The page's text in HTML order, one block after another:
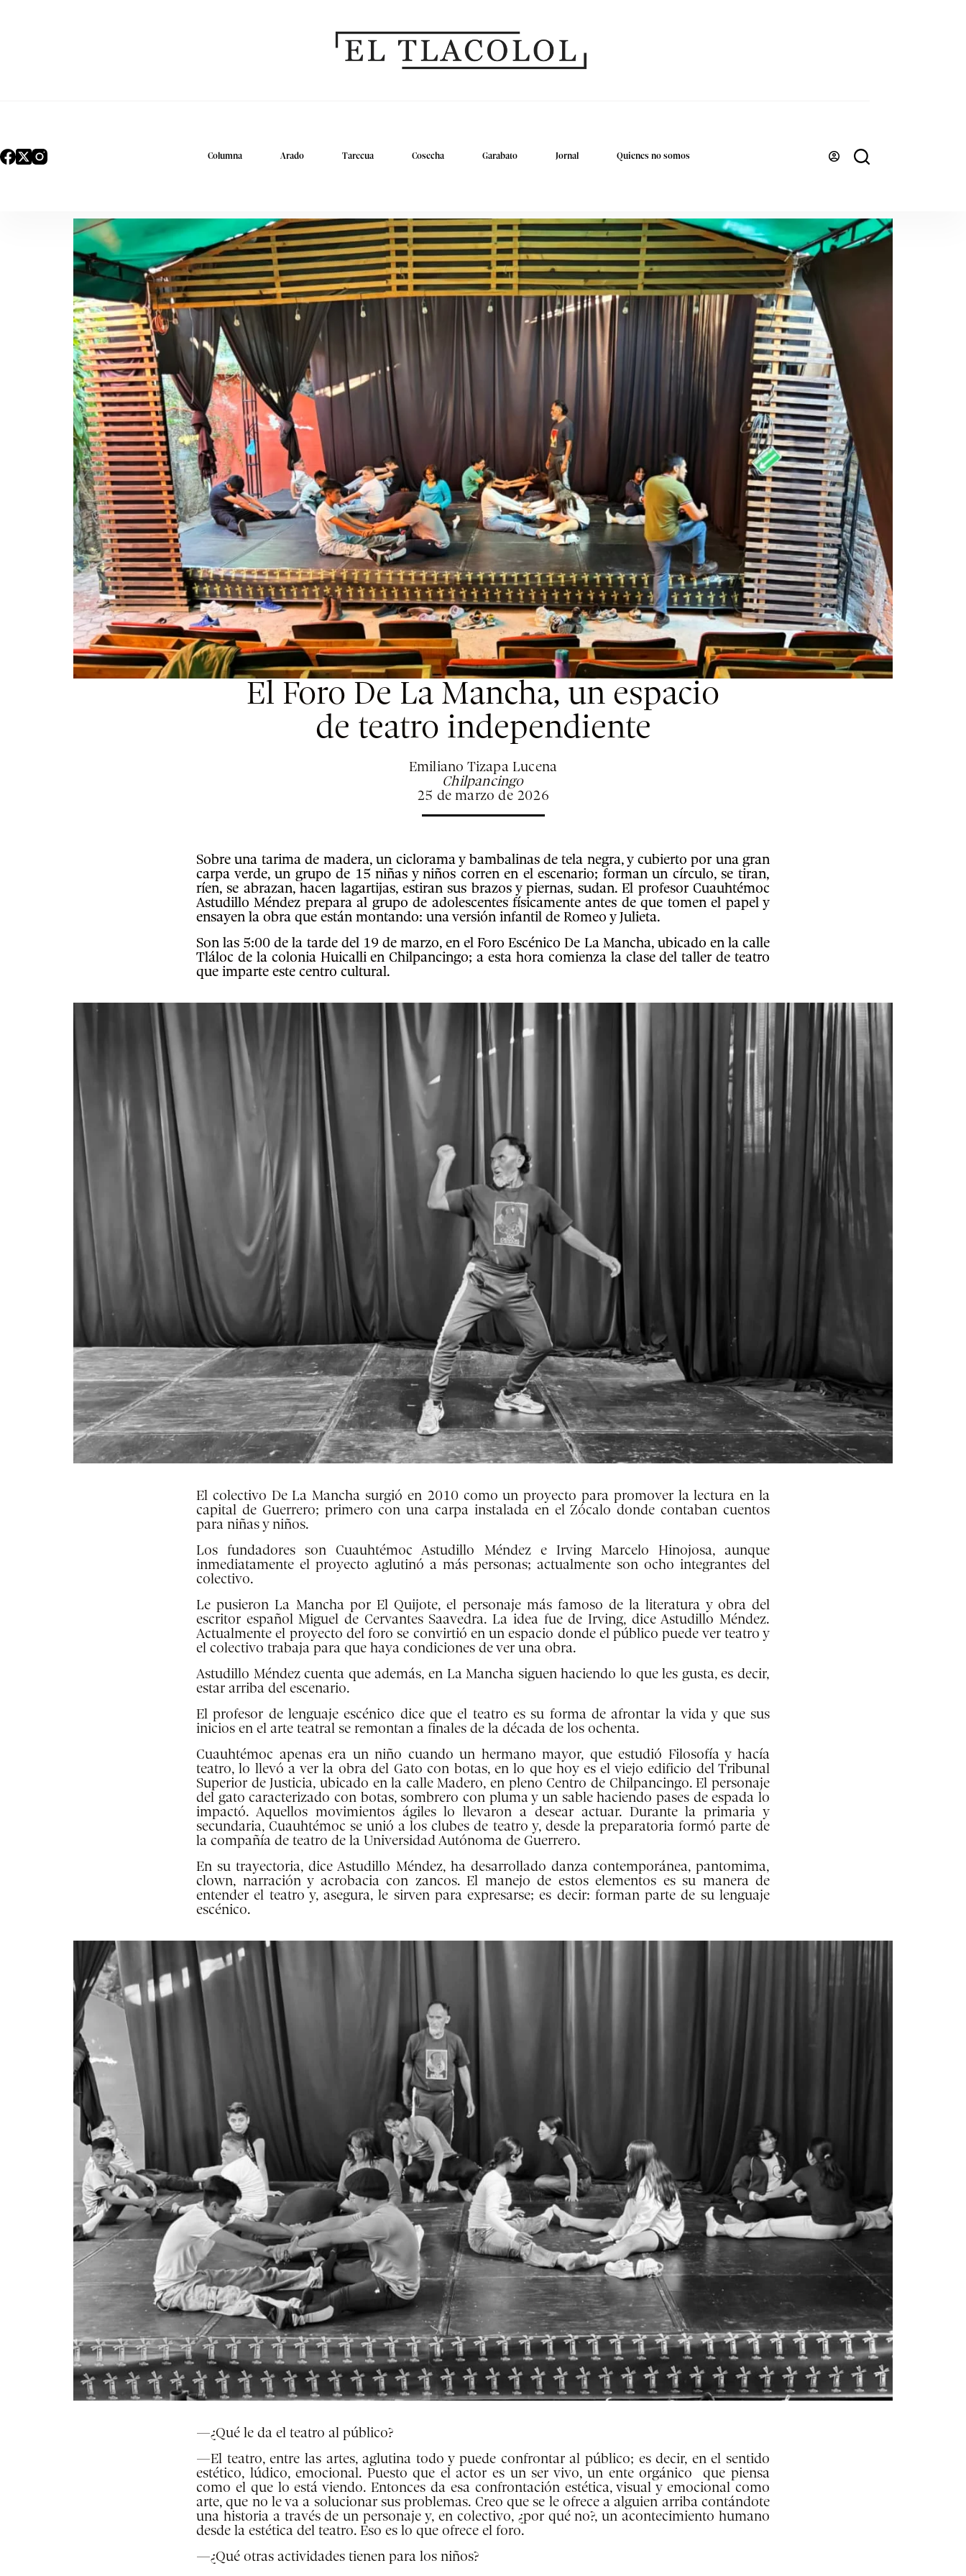
Columna Arado Tarecua Cosecha Garabato Jornal Quienes no somos
El Foro De La Mancha, un espacio
de teatro independiente
Emiliano Tizapa Lucena
Chilpancingo
25 de marzo de 2026
Sobre una tarima de madera, un ciclorama y bambalinas de tela negra, y cubierto por una gran
carpa verde, un grupo de 15 niñas y niños corren en el escenario; forman un círculo, se tiran,
ríen, se abrazan, hacen lagartijas, estiran sus brazos y piernas, sudan. El profesor Cuauhtémoc
Astudillo Méndez prepara al grupo de adolescentes físicamente antes de que tomen el papel y
ensayen la obra que están montando: una versión infantil de Romeo y Julieta.
Son las 5:00 de la tarde del 19 de marzo, en el Foro Escénico De La Mancha, ubicado en la calle
Tláloc de la colonia Huicalli en Chilpancingo; a esta hora comienza la clase del taller de teatro
que imparte este centro cultural.
El colectivo De La Mancha surgió en 2010 como un proyecto para promover la lectura en la
capital de Guerrero; primero con una carpa instalada en el Zócalo donde contaban cuentos
para niñas y niños.
Los fundadores son Cuauhtémoc Astudillo Méndez e Irving Marcelo Hinojosa, aunque
inmediatamente el proyecto aglutinó a más personas; actualmente son ocho integrantes del
colectivo.
Le pusieron La Mancha por El Quijote, el personaje más famoso de la literatura y obra del
escritor español Miguel de Cervantes Saavedra. La idea fue de Irving, dice Astudillo Méndez.
Actualmente el proyecto del foro se convirtió en un espacio donde el público puede ver teatro y
el colectivo trabaja para que haya condiciones de ver una obra.
Astudillo Méndez cuenta que además, en La Mancha siguen haciendo lo que les gusta, es decir,
estar arriba del escenario.
El profesor de lenguaje escénico dice que el teatro es su forma de afrontar la vida y que sus
inicios en el arte teatral se remontan a finales de la década de los ochenta.
Cuauhtémoc apenas era un niño cuando un hermano mayor, que estudió Filosofía y hacía
teatro, lo llevó a ver la obra del Gato con botas, en lo que hoy es el viejo edificio del Tribunal
Superior de Justicia, ubicado en la calle Madero, en pleno Centro de Chilpancingo. El personaje
del gato caracterizado con botas, sombrero con pluma y un sable haciendo pases de espada lo
impactó. Aquellos movimientos ágiles lo llevaron a desear actuar. Durante la primaria y
secundaria, Cuauhtémoc se unió a los clubes de teatro y, desde la preparatoria formó parte de
la compañía de teatro de la Universidad Autónoma de Guerrero.
En su trayectoria, dice Astudillo Méndez, ha desarrollado danza contemporánea, pantomima,
clown, narración y acrobacia con zancos. El manejo de estos elementos es su manera de
entender el teatro y, asegura, le sirven para expresarse; es decir: forman parte de su lenguaje
escénico.
—¿Qué le da el teatro al público?
—El teatro, entre las artes, aglutina todo y puede confrontar al público; es decir, en el sentido
estético, lúdico, emocional. Puesto que el actor es un ser vivo, un ente orgánico que piensa
como el que lo está viendo. Entonces da esa confrontación estética, visual y emocional como
arte, que no le va a solucionar sus problemas. Creo que se le ofrece aalguien arriba contándote
una historia a través de un personaje y, en colectivo, ¿por qué no?, un acontecimiento humano
desde la estética del teatro. Eso es lo que ofrece el foro.
—¿Qué otras actividades tienen para los niños?